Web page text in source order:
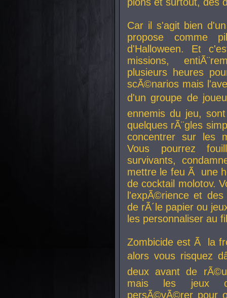
Car il s'agit bien
propose comme
d'Halloween. Et
missions,
plusieurs heures
scÃ©narios mais
d'un groupe de
ennemis du jeu,
quelques rÃ¨gles
concentrer sur les
Vous pourrez
survivants,
mettre le feu Ã une
de cocktail molotov.
l'expÃ©rience et
de rÃ´le papier ou
les personnaliser au
Zombicide est Ã la
alors vous risquez
deux avant de
mais les jeux
persÃ©vÃ©rer pour